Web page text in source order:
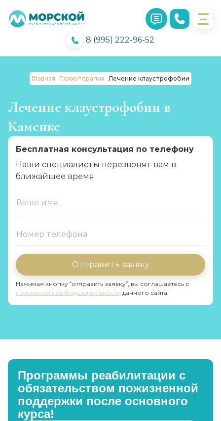
8 (995) 222-96-52
Главная Психотерапия Лечение клаустрофобии
Лечение клаустрофобии в
Каменке
Бесплатная консультация по телефону
Наши специалисты перезвонят вам в
ближайшее время
Отправить заявку
Нажимая кнопку “отправить заявку”, вы соглашаетесь с
политикой конфиденциальности данного сайта
Программы реабилитации с
обязательством пожизненной
поддержки после основного
курса!